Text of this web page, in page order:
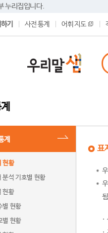
누리집입니다.
기 사전 통계 어휘 지도
계
현황
분석 기호별 현황
현황
별 현황
별 현황
표